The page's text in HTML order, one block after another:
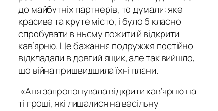
до майбутніх партнерів, то думали: яке
красиве та круте місто, і було б класно
спробувати в ньому пожити й відкрити
кав’ярню. Це бажання подружжя постійно
відкладали в довгий ящик, але так вийшло,
що війна пришвидшила їхні плани.
«Аня запропонувала відкрити кав’ярню на
ті гроші, які лишалися на весільну